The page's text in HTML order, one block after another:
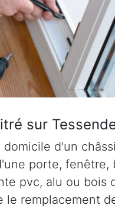
sur
domicile d'un
porte, fenêtre,
pvc, alu ou bois
le remplacement